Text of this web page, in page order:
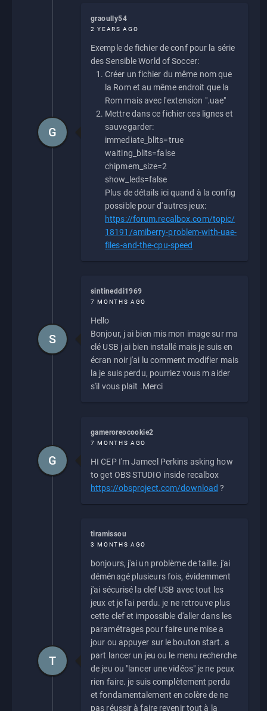
graoully54
2 YEARS AGO
Exemple de fichier de conf pour la série
des Sensible World of Soccer:
Créer un fichier du même nom que
la Rom et au même endroit que la
Rom mais avec l'extension ".uae"
Mettre dans ce fichier ces lignes et
sauvegarder:
immediate_blits=true
waiting_blits=false
chipmem_size=2
show_leds=false
Plus de détails ici quand à la config
possible pour d'autres jeux:
https://forum.recalbox.com/topic/
18191/amiberry-problem-with-uae-
files-and-the-cpu-speed
G
sintineddi1969
7 MONTHS AGO
Hello
Bonjour, j ai bien mis mon image sur ma
clé USB j ai bien installé mais je suis en
écran noir j'ai lu comment modifier mais
la je suis perdu, pourriez vous m aider
s'il vous plait .Merci
S
gameroreocookie2
7 MONTHS AGO
HI CEP I'm Jameel Perkins asking how
to get OBS STUDIO inside recalbox
https://obsproject.com/download ?
G
tiramissou
3 MONTHS AGO
bonjours, j'ai un problème de taille. j'ai
déménagé plusieurs fois, évidemment
j'ai sécurisé la clef USB avec tout les
jeux et je l'ai perdu. je ne retrouve plus
cette clef et impossible d'aller dans les
paramétrages pour faire une mise a
jour ou appuyer sur le bouton start. a
part lancer un jeu ou le menu recherche
de jeu ou "lancer une vidéos" je ne peux
rien faire. je suis complètement perdu
et fondamentalement en colère de ne
pas réussir à faire revenir tout à la
T